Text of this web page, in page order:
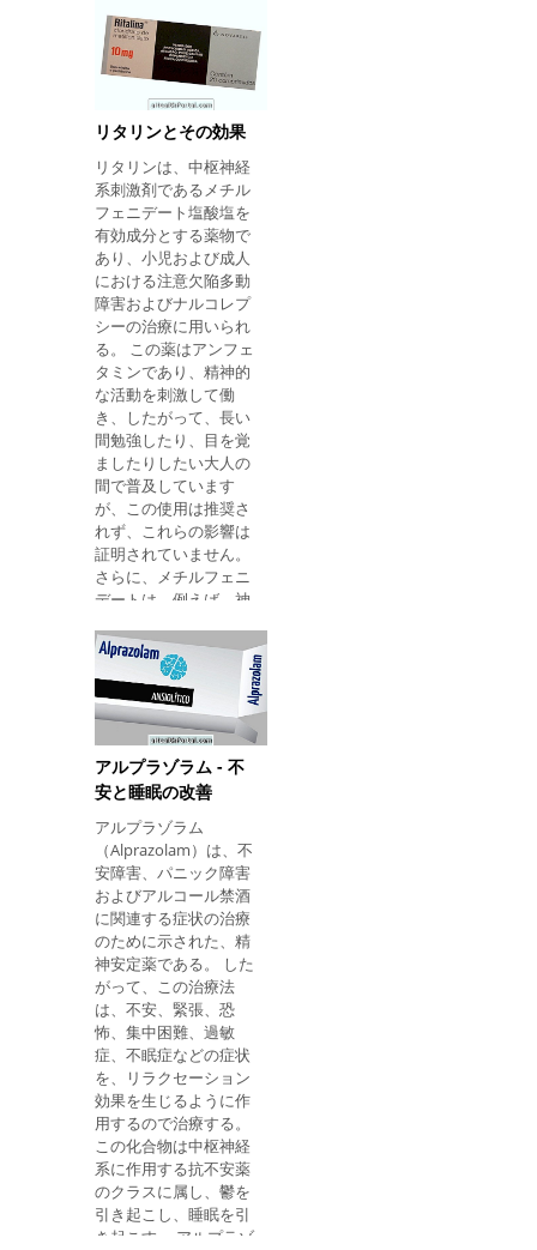
は、良いコレステロー
ルであるHDLコレステ
ロールの量を増加さ
せ、にきびの治療に役
立ちます。 ビタミンB5
ビタミンB5は健康な皮
持し、治癒
い。 推奨される用量
は、120mgの2回連続
用量で与えられる
240mgであり、続いて
120mgの月用量が続
く。 誰が使用すべきで
ない この薬は、処方の
どの成分にも過敏であ
る人には禁忌です。 ま
た、妊婦、授乳中の母
親、子供には投与しな
いようにしてくださ
い。 医師は、薬物相互
作用を避けるために、
その人が服用している
薬についても知らされ
るべきである。 片頭痛
の治療に使用される他
の治療法を参照してく
ださい。 考えられる副
作用 この薬の使用で起
こりうる最も一般的な
副作用は注射部位での
反応です。 また、まれ
に、顔、口、舌、喉の
腫れ、呼吸困難などの
症状でアレルギー反応
が起こることがありま
す。
リタリンとその効果
リタリンは、中枢神経
系刺激剤であるメチル
フェニデート塩酸塩を
有効成分とする薬物で
あり、小児および成人
における注意欠陥多動
障害およびナルコレプ
シーの治療に用いられ
る。 この薬はアンフェ
タミンであり、精神的
な活動を刺激して働
き、したがって、長い
間勉強したり、目を覚
ましたりしたい大人の
間で普及しています
が、この使用は推奨さ
れず、これらの影響は
証明されていません。
さらに、メチルフェニ
デートは、例えば、神
痙攣、幻覚または化学
的依存など、適応症を
持たない人々にとって
危険な副作用を有する
可能性がある。 リタリ
ンは処方箋でのみ購入
することができ、薬を
販売する投薬量、量お
よび場所に応じて、
SUSまたは私用薬局で
無料で利用でき、価格
は18〜60レアです。 そ
れは何のためですか リ
タリンは組成物中に精
神刺激薬であるメチル
フェニデートを有す
る。 この薬物は、集中
を刺激し、眠気を減少
させるため、小児およ
び成人における注意欠
陥多動性障害の治療の
ために、またナルコレ
プシーの治療のために
示され、これは、日中
の眠気症状の発現を特
徴とする不適切な睡眠
のエピソード、および
アルプラゾラム - 不
安と睡眠の改善
アルプラゾラム
（Alprazolam）は、不
安障害、パニック障害
およびアルコール禁酒
に関連する症状の治療
のために示された、精
神安定薬である。 した
がって、この治療法
は、不安、緊張、恐
怖、集中困難、過敏
症、不眠症などの症状
を、リラクセーション
効果を生じるように作
用するので治療する。
この化合物は中枢神経
系に作用する抗不安薬
のクラスに属し、鬱を
引き起こし、睡眠を引
き起こす。 アルプラゾ